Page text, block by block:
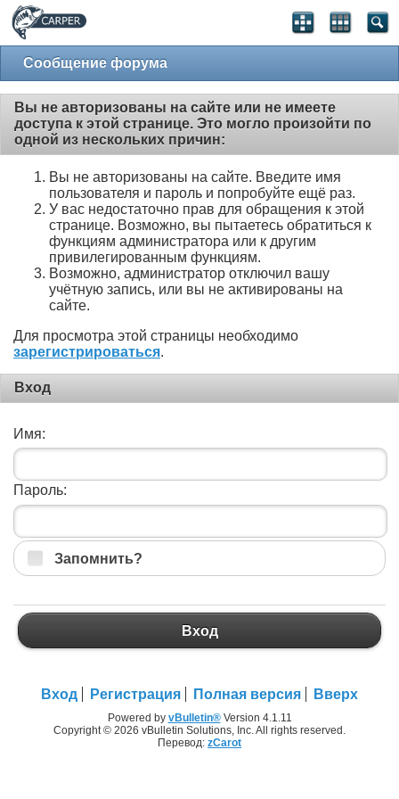
Сообщение форума
Вы не авторизованы на сайте или не имеете
доступа к этой странице. Это могло произойти по
одной из нескольких причин:
Вы не авторизованы на сайте. Введите имя
пользователя и пароль и попробуйте ещё раз.
У вас недостаточно прав для обращения к этой
странице. Возможно, вы пытаетесь обратиться к
функциям администратора или к другим
привилегированным функциям.
Возможно, администратор отключил вашу
учётную запись, или вы не активированы на
сайте.
Для просмотра этой страницы необходимо
зарегистрироваться.
Вход
Имя:
Пароль:
Запомнить?
Вход
Вход Регистрация Полная версия Вверх
Powered by vBulletin®Version 4.1.11
Copyright © 2026 vBulletin Solutions, Inc. All rights reserved.
Перевод: zCarot